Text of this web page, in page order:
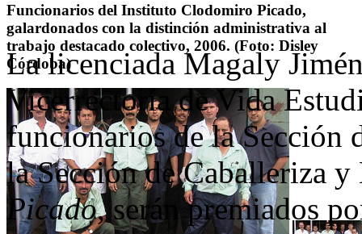
Funcionarios del Instituto Clodomiro Picado,
galardonados con la distinción administrativa al
trabajo destacado colectivo, 2006. (Foto: Disley
Córdoba)
La licenciada Magaly
Vicerrectoría de Vida
funcionarios de la Sección
la Sección de Caballeriza
Picado, serán premiados